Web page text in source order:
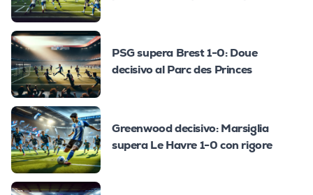
PSG supera Brest 1-0: Doue
decisivo al Parc des Princes
Greenwood decisivo: Marsiglia
supera Le Havre 1-0 con rigore